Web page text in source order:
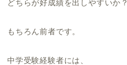
どちらが好成績を出しやすいか？
もちろん前者です。
中学受験経験者には、